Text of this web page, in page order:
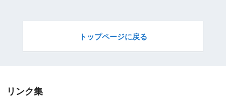
トップページに戻る
リンク集